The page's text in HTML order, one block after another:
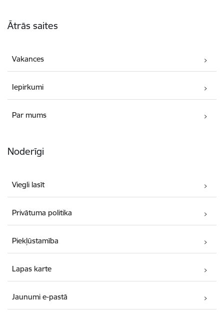
Ātrās saites
Vakances
Iepirkumi
Par mums
Noderīgi
Viegli lasīt
Privātuma politika
Piekļūstamība
Lapas karte
Jaunumi e-pastā